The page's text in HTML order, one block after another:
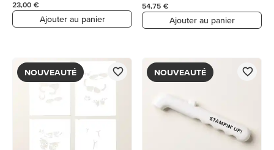
23,00 €
Ajouter au panier
54,75 €
Ajouter au panier
NOUVEAUTÉ NOUVEAUTÉ